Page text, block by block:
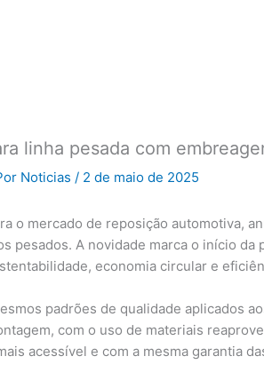
linha pesada com
Noticias / 2 de maio de 2025
o mercado de reposição automotiva,
pesados. A novidade marca o início
economia circular e
padrões de qualidade aplicados
com o uso de materiais
acessível e com a mesma garantia